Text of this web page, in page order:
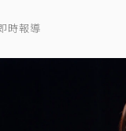
時報導